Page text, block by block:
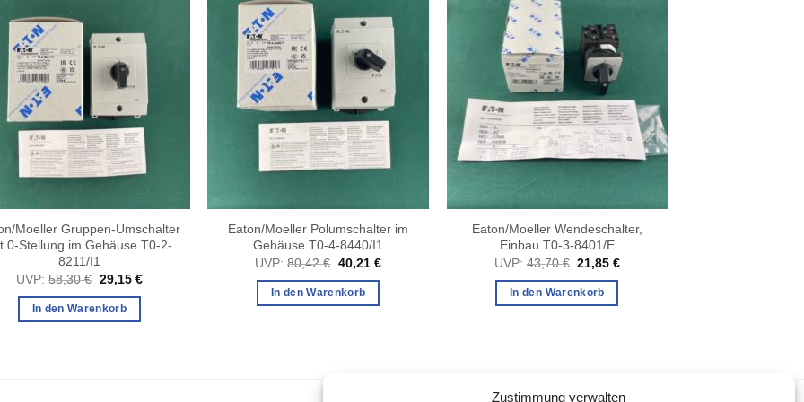
Zustimmung verwalten
Moeller Gruppen-Umschalter
0-Stellung im Gehäuse T0-2-
8211/I1
UVP: 58,30€ Ursprünglicher
war:
58,30 €
29,15 €Aktueller
In den Warenkorb
Eaton/Moeller Polumschalter im
Gehäuse T0-4-8440/I1
UVP: 80,42€ Ursprünglicher
war:
80,42 €
40,21 €Aktueller
In den Warenkorb
Eaton/Moeller Wendeschalter,
Einbau T0-3-8401/E
UVP: 43,70€ Ursprünglicher
war:
43,70 €
21,85€Aktueller
In den Warenkorb